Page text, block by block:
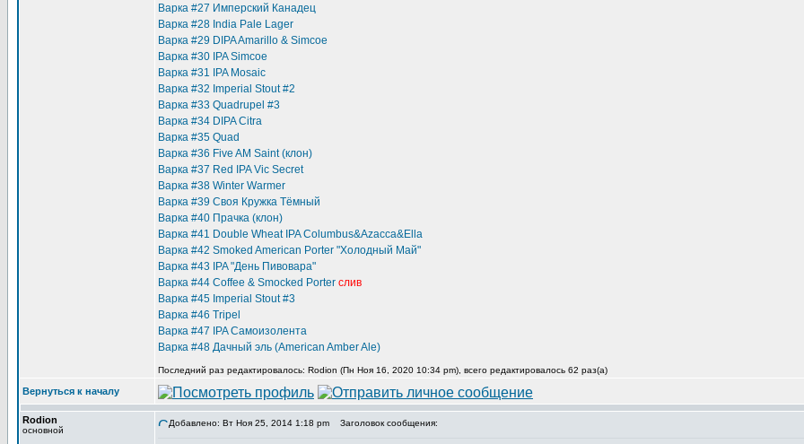
Варка #27 Имперский Канадец
Варка #28 India Pale Lager
Варка #29 DIPA Amarillo & Simcoe
Варка #30 IPA Simcoe
Варка #31 IPA Mosaic
Варка #32 Imperial Stout #2
Варка #33 Quadrupel #3
Варка #34 DIPA Citra
Варка #35 Quad
Варка #36 Five AM Saint (клон)
Варка #37 Red IPA Vic Secret
Варка #38 Winter Warmer
Варка #39 Своя Кружка Тёмный
Варка #40 Прачка (клон)
Варка #41 Double Wheat IPA Columbus&Azacca&Ella
Варка #42 Smoked American Porter "Холодный Май"
Варка #43 IPA "День Пивовара"
Варка #44 Coffee & Smocked Porter слив
Варка #45 Imperial Stout #3
Варка #46 Tripel
Варка #47 IPA Самоизолента
Варка #48 Дачный эль (American Amber Ale)
Последний раз редактировалось: Rodion (Пн Ноя 16, 2020 10:34 pm), всего редактировалось 62 раз(а)
Вернуться к началу
Rodion
основной
Добавлено: Вт Ноя 25, 2014 1:18 pm Заголовок сообщения: